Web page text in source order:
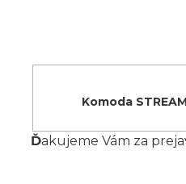
Komoda
Ďakujeme Vám za